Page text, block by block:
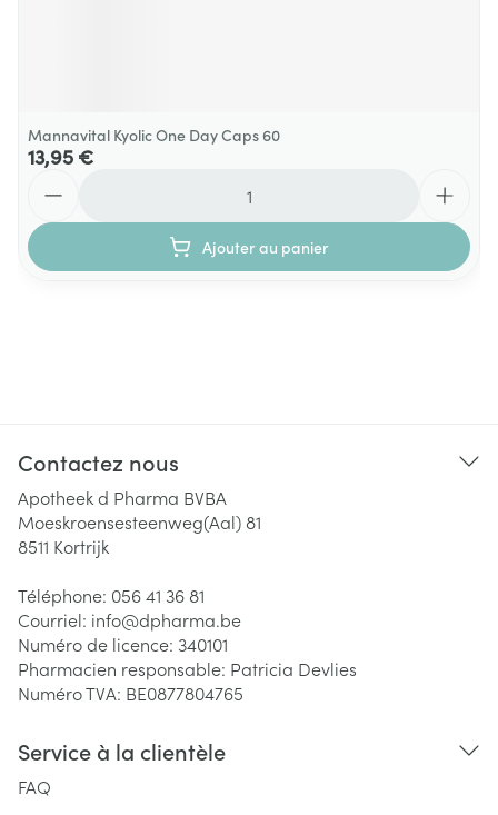
Mannavital Kyolic One Day Caps 60
13,95 €
Ajouter au panier
Contactez nous
Apotheek d Pharma BVBA
Moeskroensesteenweg(Aal) 81
8511 Kortrijk
Téléphone: 056 41 36 81
Courriel: info@dpharma.be
Numéro de licence: 340101
Pharmacien responsable: Patricia Devlies
Numéro TVA: BE0877804765
Service à la clientèle
FAQ